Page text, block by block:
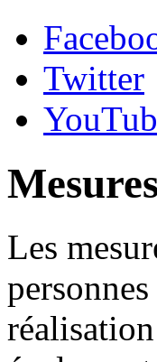
Twitter
Les